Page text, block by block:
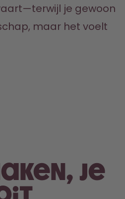
je gewoon
maar het voelt
je